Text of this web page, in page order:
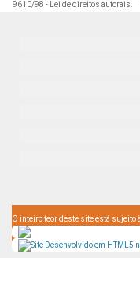
9610/98 - Lei de direitos autorais
O inteiro teor deste site está